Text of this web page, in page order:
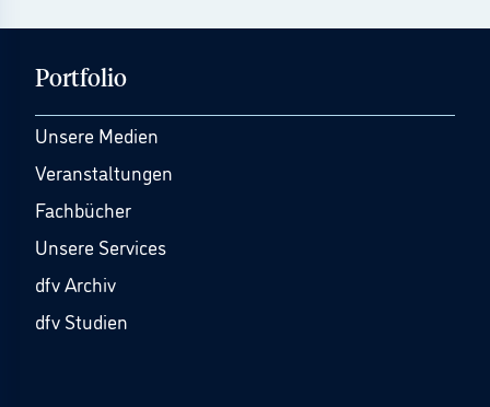
Portfolio
Unsere Medien
Veranstaltungen
Fachbücher
Unsere Services
dfv Archiv
dfv Studien